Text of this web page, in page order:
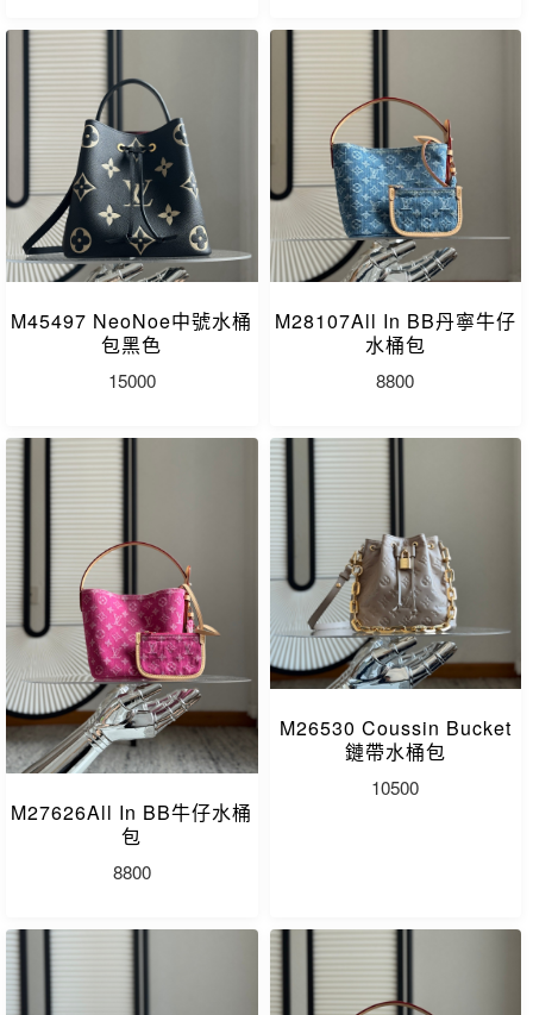
M45497 NeoNoe中號水桶
包黑色
15000
M28107All In BB丹寧牛仔
水桶包
8800
M27626All In BB牛仔水桶
包
8800
M26530 Coussin Bucket
鏈帶水桶包
10500